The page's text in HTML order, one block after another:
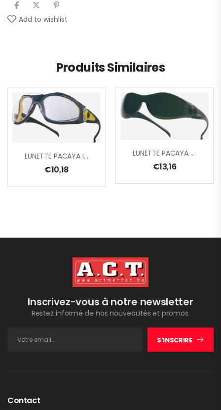
Add to wishlist
Produits Similaires
LUNETTE PACAYA INCOLORE
€10,18
LUNETTE PACAYA TEINTE 5
€13,16
Inscrivez-vous à notre newsletter
Restez informé de nos nouveautés et promos.
S'INSCRIRE
Contact